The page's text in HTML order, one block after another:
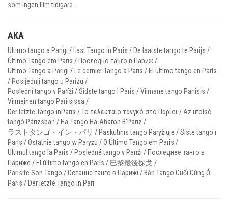
som ingen film tidigare.
AKA
Ultimo tango a Parigi / Last Tango in Paris / De laatste tango te Parijs /
Último Tango em Paris / Последно танго в Париж /
Ultimo Tango a Parigi / Le dernier Tango à Paris / El último tango en París
/ Posljednji tango u Parizu /
Poslední tango v Paříži / Sidste tango i Paris / Viimane tango Pariisis /
Viimeinen tango Pariisissa /
Der letzte Tango inParis / Το τελευταίο τανγκό στο Παρίσι / Az utolsó
tangó Párizsban / Ha-Tango Ha-Aharon B’Pariz /
ラストタンゴ・イン・パリ / Paskutinis tango Paryžiuje / Siste tango i
Paris / Ostatnie tango w Paryżu / O Último Tango em Paris /
Ultimul tango la Paris / Posledné tango v Paríži / Последнее танго в
Париже / El último tango en París / 巴黎最後探戈 /
Paris’te Son Tango / Останнє танго в Парижі / Bản Tango Cuối Cùng Ở
Paris / Der letzte Tango in Pari